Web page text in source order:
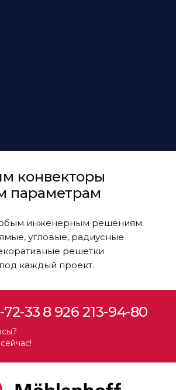
конвекторы
параметрам
инженерным решениям.
угловые, радиусные
решетки
каждый проект.
33 8 926 213-94-80